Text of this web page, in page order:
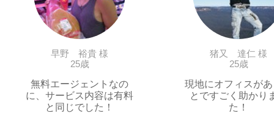
早野 裕貴 様
25歳
無料エージェントなの
に、サービス内容は有料
と同じでした！
猪又 達仁 様
25歳
現地にオフィスが
とですごく助かり
た！